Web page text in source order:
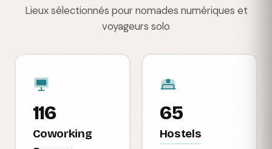
Lieux sélectionnés pour nomades numériques et
voyageurs solo
116
Coworking
65
Hostels